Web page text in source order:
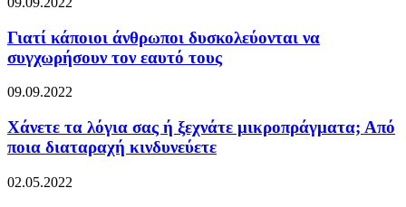
Γιατί κάποιοι άνθρωποι δυσκολεύονται να
συγχωρήσουν τον εαυτό τους
09.09.2022
Χάνετε τα λόγια σας ή ξεχνάτε μικροπράγματα; Από
ποια διαταραχή κινδυνεύετε
02.05.2022